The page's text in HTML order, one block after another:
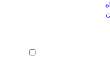
ورود خودکار